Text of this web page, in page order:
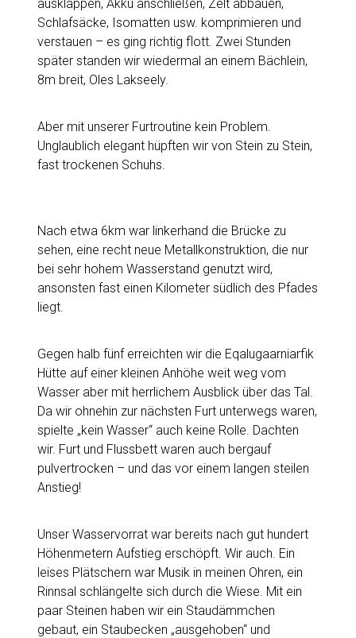
ausklappen, Akku anschließen, Zelt abbauen,
Schlafsäcke, Isomatten usw. komprimieren und
verstauen – es ging richtig flott. Zwei Stunden
später standen wir wiedermal an einem Bächlein,
8m breit, Oles Lakseely.
Aber mit unserer Furtroutine kein Problem.
Unglaublich elegant hüpften wir von Stein zu Stein,
fast trockenen Schuhs.
Nach etwa 6km war linkerhand die Brücke zu
sehen, eine recht neue Metallkonstruktion, die nur
bei sehr hohem Wasserstand genutzt wird,
ansonsten fast einen Kilometer südlich des Pfades
liegt.
Gegen halb fünf erreichten wir die Eqalugaarniarfik
Hütte auf einer kleinen Anhöhe weit weg vom
Wasser aber mit herrlichem Ausblick über das Tal.
Da wir ohnehin zur nächsten Furt unterwegs waren,
spielte „kein Wasser“ auch keine Rolle. Dachten
wir. Furt und Flussbett waren auch bergauf
pulvertrocken – und das vor einem langen steilen
Anstieg!
Unser Wasservorrat war bereits nach gut hundert
Höhenmetern Aufstieg erschöpft. Wir auch. Ein
leises Plätschern war Musik in meinen Ohren, ein
Rinnsal schlängelte sich durch die Wiese. Mit ein
paar Steinen haben wir ein Staudämmchen
gebaut, ein Staubecken „ausgehoben“ und